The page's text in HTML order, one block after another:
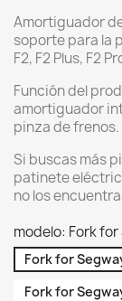
Amortiguador
soporte para la
F2, F2 Plus, F2
Función del
amortiguador
pinza de frenos.
Si buscas más
patinete
no los
modelo: Fork
Fork for
Fork for